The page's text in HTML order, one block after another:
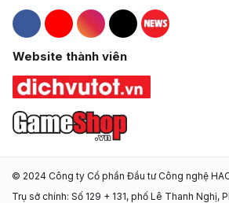
Hacom Facebook
Hacom YouTube
Hacom Instagram
Hacom TikTok
Website thành viên
© 2024 Công ty Cổ phần Đầu tư Công nghệ
Trụ sở chính: Số 129 + 131, phố Lê Thanh Nghị,